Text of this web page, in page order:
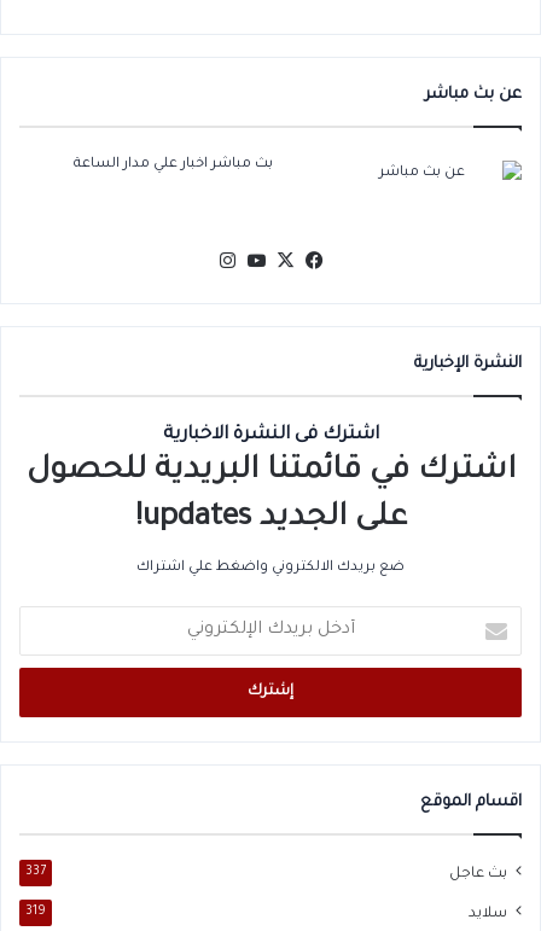
عن بث مباشر
بث مباشر اخبار علي مدار الساعة
فيسبوك
‫X
‫YouTube
النشرة الإخبارية
اشترك فى النشرة الاخبارية
اشترك في قائمتنا البريدية للحصول
على الجديد updates!
ضع بريدك الالكتروني واضغط علي اشتراك
بريدك
الإلكتروني
اقسام الموقع
بث عاجل 337
سلايد 319